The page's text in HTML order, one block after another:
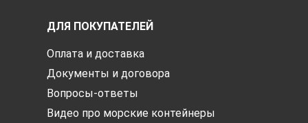
ДЛЯ ПОКУПАТЕЛЕЙ
Оплата и доставка
Документы и договора
Вопросы-ответы
Видео про морские контейнеры